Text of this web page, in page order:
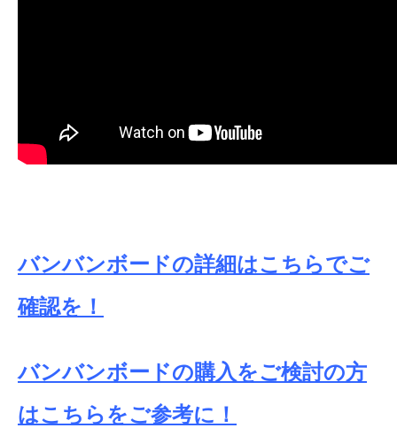
バンバンボードの詳細はこちらでご
確認を！
バンバンボードの購入をご検討の方
はこちらをご参考に！